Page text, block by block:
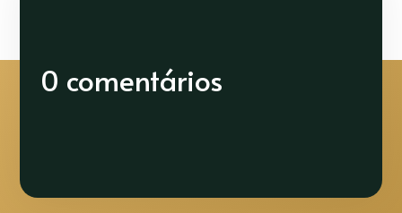
0 comentários